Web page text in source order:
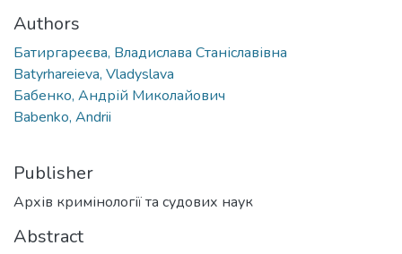
Authors
Батиргареєва, Владислава Станіславівна
Batyrhareieva, Vladyslava
Бабенко, Андрій Миколайович
Babenko, Andrii
Publisher
Архів кримінології та судових наук
Abstract